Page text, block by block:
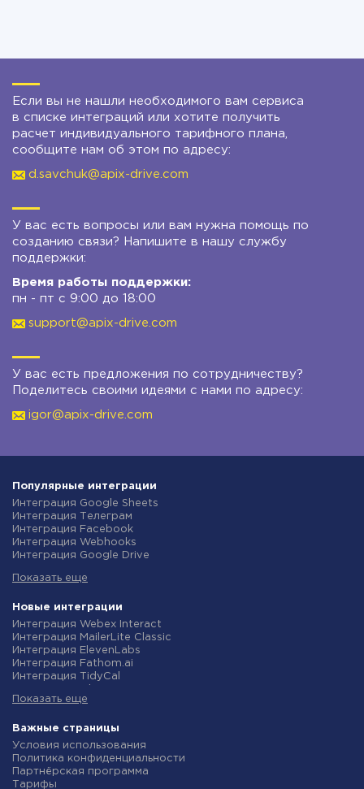
Если вы не нашли необходимого вам сервиса
в списке интеграций или хотите получить
расчет индивидуального тарифного плана,
сообщите нам об этом по адресу:
d.savchuk@apix-drive.com
У вас есть вопросы или вам нужна помощь по
созданию связи? Напишите в нашу службу
поддержки:
Время работы поддержки:
пн - пт с 9:00 до 18:00
support@apix-drive.com
У вас есть предложения по сотрудничеству?
Поделитесь своими идеями с нами по адресу:
igor@apix-drive.com
Популярные интеграции
Интеграция Google Sheets
Интеграция Телеграм
Интеграция Facebook
Интеграция Webhooks
Интеграция Google Drive
Интеграция Gmail
Интеграция Новая Почта
Интеграция Binotel
Интеграция OpenAI (ChatGPT)
Интеграция Prom
Интеграция Приват24
Интеграция OLX
Интеграция TurboSMS
Интеграция SendPulse
Интеграция Stream Telecom
Интеграция Google Analytics
Интеграция Creatio
Интеграция Ringostat
Показать еще
Новые интеграции
Интеграция Webex Interact
Интеграция MailerLite Classic
Интеграция ElevenLabs
Интеграция Fathom.ai
Интеграция TidyCal
Интеграция Gist
Интеграция Straico
Интеграция Rows
Интеграция Firecrawl
Интеграция Binotel SmartCRM
Интеграция Perplexity AI
Показать еще
Важные страницы
Условия использования
Политика конфиденциальности
Партнёрская программа
Тарифы